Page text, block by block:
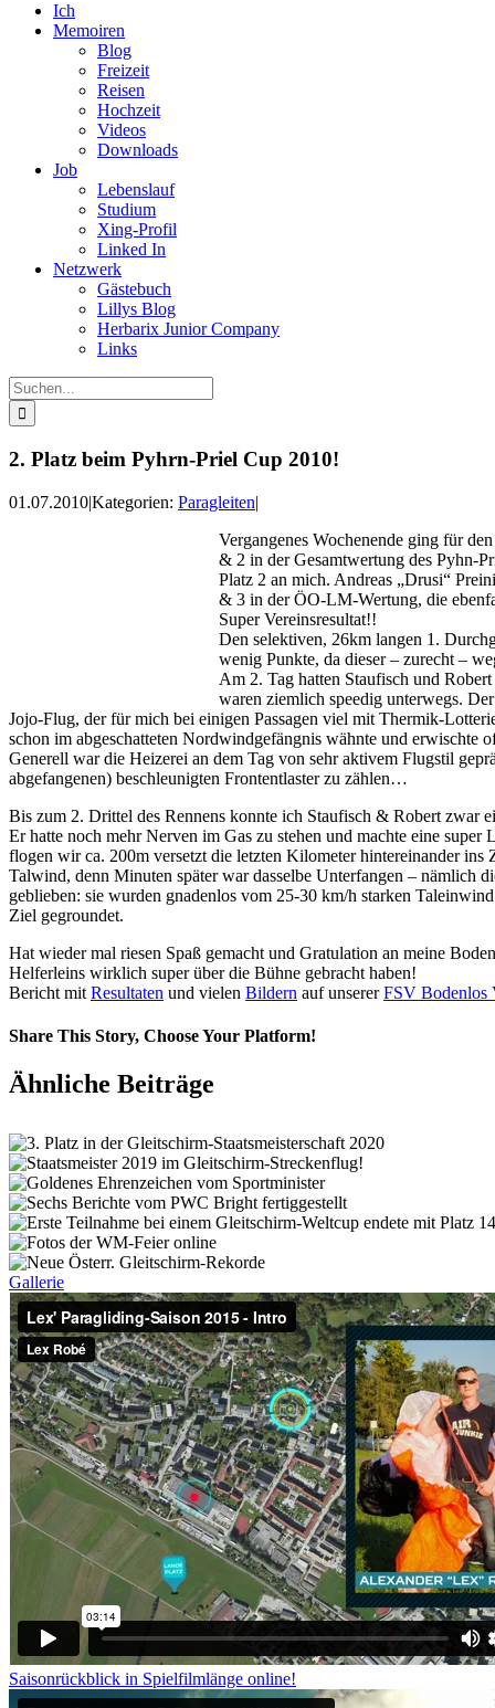
Ich
Memoiren
Blog
Freizeit
Reisen
Hochzeit
Videos
Downloads
Job
Lebenslauf
Studium
Xing-Profil
Linked In
Netzwerk
Gästebuch
Lillys Blog
Herbarix Junior Company
Links
Suche
nach:
2. Platz beim Pyhrn-Priel Cup 2010!
01.07.2010|Kategorien: Paragleiten|
Vergangenes Wochenende ging für
& 2 in der Gesamtwertung des Pyhn-
Platz 2 an mich. Andreas „Drusi“
& 3 in der ÖO-LM-Wertung, die
Super Vereinsresultat!!
Den selektiven, 26km langen 1.
wenig Punkte, da dieser – zurecht –
Am 2. Tag hatten Staufisch und
waren ziemlich speedig unterwegs.
Jojo-Flug, der für mich bei einigen Passagen viel mit Thermik-
schon im abgeschatteten Nordwindgefängnis wähnte und
Generell war die Heizerei an dem Tag von sehr aktivem Flugstil
abgefangenen) beschleunigten Frontentlaster zu zählen…
Bis zum 2. Drittel des Rennens konnte ich Staufisch & Robert zwar
Er hatte noch mehr Nerven im Gas zu stehen und machte eine
flogen wir ca. 200m versetzt die letzten Kilometer hintereinander
Talwind, denn Minuten später war dasselbe Unterfangen – nämlich
geblieben: sie wurden gnadenlos vom 25-30 km/h starken
Ziel gegroundet.
Hat wieder mal riesen Spaß gemacht und Gratulation an meine
Helferleins wirklich super über die Bühne gebracht haben!
Bericht mit Resultaten und vielen Bildern auf unsererFSV Bodenlos
Share This Story, Choose Your Platform!
Facebook
X
Vk
E-
Mail
Ähnliche Beiträge
Gallerie
Saisonrückblick in Spielfilmlänge online!